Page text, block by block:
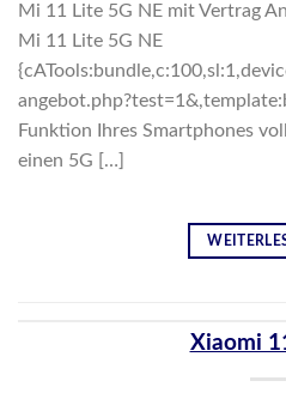
Mi 11 Lite 5G NE mit Vertrag
Mi 11 Lite 5G NE
Funktion Ihres Smartphones
einen 5G […]
Xiaomi